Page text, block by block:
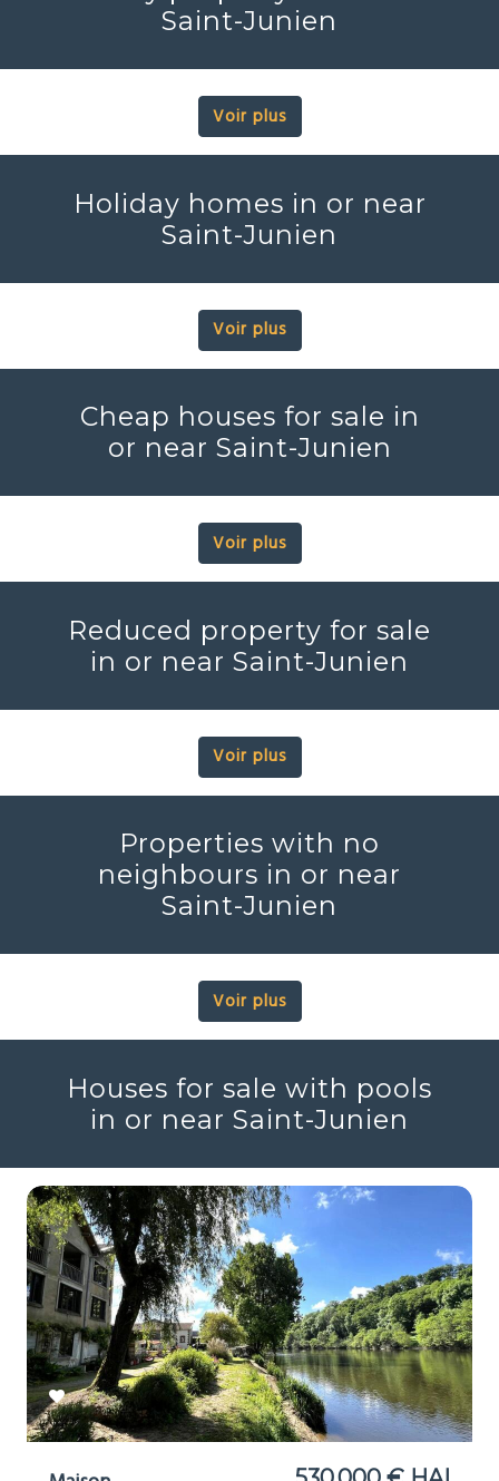
Saint-Junien
Voir plus
Holiday homes in or near
Saint-Junien
Voir plus
Cheap houses for sale in
or near Saint-Junien
Voir plus
Reduced property for sale
in or near Saint-Junien
Voir plus
Properties with no
neighbours in or near
Saint-Junien
Voir plus
Houses for sale with pools
in or near Saint-Junien